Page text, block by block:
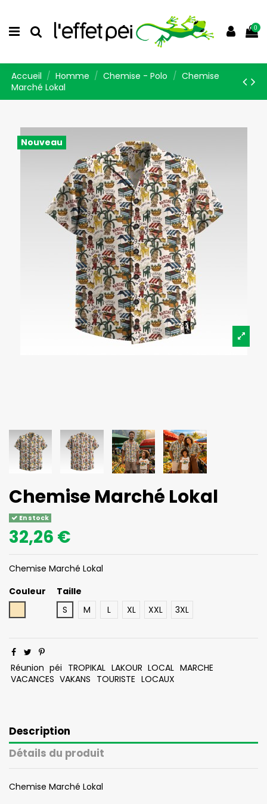
0
Accueil Homme Chemise - Polo
Chemise
Marché Lokal
Nouveau
Chemise Marché Lokal
En stock
32,26 €
Chemise Marché Lokal
Couleur
Taille
S
M L XL XXL 3XL
Réunion péi TROPIKAL LAKOUR LOCAL MARCHE
VACANCES VAKANS TOURISTE LOCAUX
Description
Détails du produit
Chemise Marché Lokal